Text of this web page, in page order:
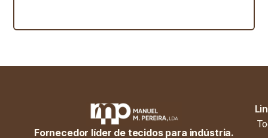
Fornecedor líder de tecidos para indústria.